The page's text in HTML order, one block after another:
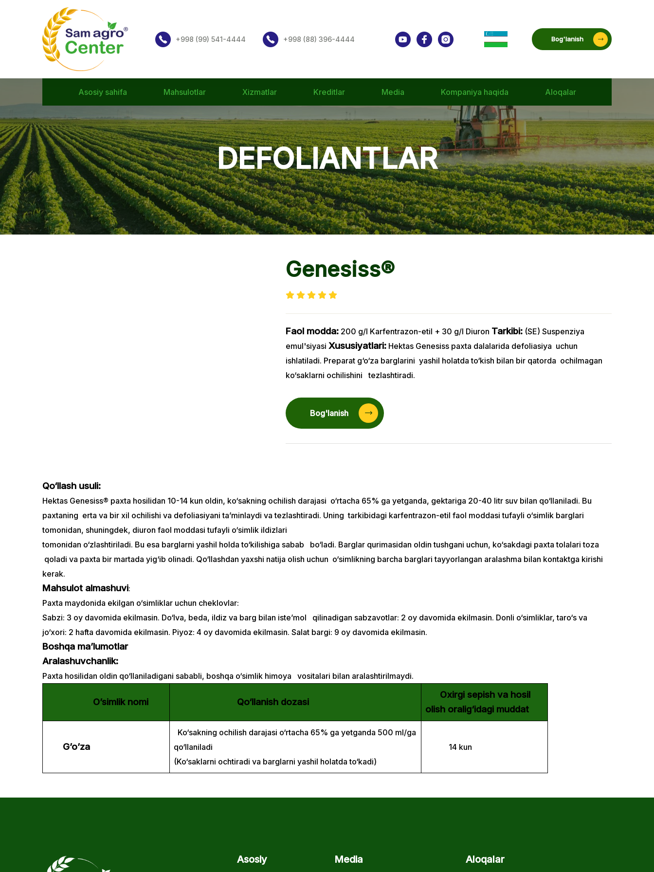
+998 (99) 541-4444 +998 (88) 396-4444 Bog'lanish
Asosiy sahifa Mahsulotlar Xizmatlar Kreditlar Media Kompaniya haqida Aloqalar
DEFOLIANTLAR
Genesiss®
Faol modda: 200 g/l Karfentrazon-etil + 30 g/l Diuron Tarkibi: (SE) Suspenziya
emul'siyasi Xususiyatlari: Hektas Genesiss paxta dalalarida defoliasiya uchun
ishlatiladi. Preparat g‘o‘za barglarini yashil holatda to‘kish bilan bir qatorda ochilmagan
ko‘saklarni ochilishini tezlashtiradi.
Bog'lanish
Qo‘llash usuli:
Hektas Genesiss® paxta hosilidan 10-14 kun oldin, ko‘sakning ochilish darajasi o‘rtacha 65% ga yetganda, gektariga 20-40 litr suv bilan qo‘llaniladi. Bu
paxtaning erta va bir xil ochilishi va defoliasiyani ta’minlaydi va tezlashtiradi. Uning tarkibidagi karfentrazon-etil faol moddasi tufayli o‘simlik barglari
tomonidan, shuningdek, diuron faol moddasi tufayli o‘simlik ildizlari
tomonidan o‘zlashtiriladi. Bu esa barglarni yashil holda to‘kilishiga sabab bo‘ladi. Barglar qurimasidan oldin tushgani uchun, ko‘sakdagi paxta tolalari toza
qoladi va paxta bir martada yig‘ib olinadi. Qo‘llashdan yaxshi natija olish uchun o‘simlikning barcha barglari tayyorlangan aralashma bilan kontaktga kirishi
kerak.
Mahsulot almashuvi:
Paxta maydonida ekilgan o‘simliklar uchun cheklovlar:
Sabzi: 3 oy davomida ekilmasin. Do‘lva, beda, ildiz va barg bilan iste’mol qilinadigan sabzavotlar: 2 oy davomida ekilmasin. Donli o‘simliklar, taro‘s va
jo‘xori: 2 hafta davomida ekilmasin. Piyoz: 4 oy davomida ekilmasin. Salat bargi: 9 oy davomida ekilmasin.
Boshqa ma’lumotlar
Aralashuvchanlik:
Paxta hosilidan oldin qo‘llaniladigani sababli, boshqa o‘simlik himoya vositalari bilan aralashtirilmaydi.
O’simlik nomi Qo‘llanish dozasi
Oxirgi sepish va hosil
olish oralig‘idagi muddat
G’o’za
Ko‘sakning ochilish darajasi o‘rtacha 65% ga yetganda 500 ml/ga
qo‘llaniladi
(Ko‘saklarni ochtiradi va barglarni yashil holatda to‘kadi)
14 kun
Asosiy Media Aloqalar